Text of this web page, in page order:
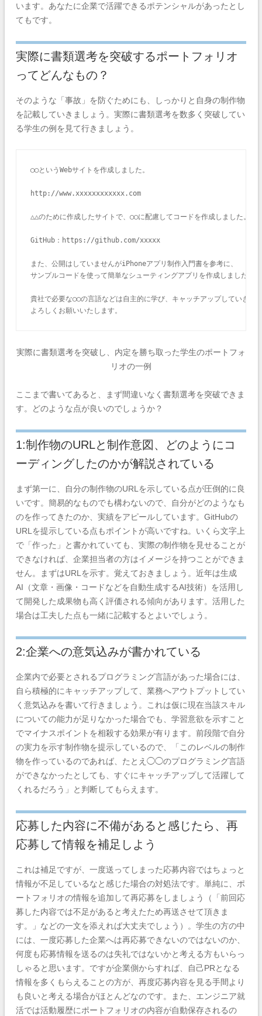
います。あなたに企業で活躍できるポテンシャルがあったとし
てもです。
実際に書類選考を突破するポートフォリオ
ってどんなもの？
そのような「事故」を防ぐためにも、しっかりと自身の制作物
を記載していきましょう。実際に書類選考を数多く突破してい
る学生の例を見て行きましょう。
◯◯というWebサイトを作成しました。
http://www.xxxxxxxxxxxx.com
△△のために作成したサイトで、◯◯に配慮してコードを作成しました。
GitHub：https://github.com/xxxxx
また、公開はしていませんがiPhoneアプリ制作入門書を参考に、
サンプルコードを使って簡単なシューティングアプリを作成しました。
貴社で必要な◯◯の言語などは自主的に学び、キャッチアップしていきま
よろしくお願いいたします。
実際に書類選考を突破し、内定を勝ち取った学生のポートフォ
リオの一例
ここまで書いてあると、まず間違いなく書類選考を突破できま
す。どのような点が良いのでしょうか？
1:制作物のURLと制作意図、どのようにコ
ーディングしたのかが解説されている
まず第一に、自分の制作物のURLを示している点が圧倒的に良
いです。簡易的なものでも構わないので、自分がどのようなも
のを作ってきたのか、実績をアピールしています。GitHubの
URLを提示している点もポイントが高いですね。いくら文字上
で「作った」と書かれていても、実際の制作物を見せることが
できなければ、企業担当者の方はイメージを持つことができま
せん。まずはURLを示す。覚えておきましょう。近年は生成
AI（文章・画像・コードなどを自動生成するAI技術）を活用し
て開発した成果物も高く評価される傾向があります。活用した
場合は工夫した点も一緒に記載するとよいでしょう。
2:企業への意気込みが書かれている
企業内で必要とされるプログラミング言語があった場合には、
自ら積極的にキャッチアップして、業務へアウトプットしてい
く意気込みを書いて行きましょう。これは仮に現在当該スキル
についての能力が足りなかった場合でも、学習意欲を示すこと
でマイナスポイントを相殺する効果が有ります。 前段階で自分
の実力を示す制作物を提示しているので、「このレベルの制作
物を作っているのであれば、たとえ◯◯のプログラミング言語
ができなかったとしても、すぐにキャッチアップして活躍して
くれるだろう」と判断してもらえます。
応募した内容に不備があると感じたら、再
応募して情報を補足しよう
これは補足ですが、一度送ってしまった応募内容ではちょっと
情報が不足しているなと感じた場合の対処法です。単純に、ポ
ートフォリオの情報を追加して再応募をしましょう（「前回応
募した内容では不足があると考えたため再送させて頂きま
す。」などの一文を添えれば大丈夫でしょう）。学生の方の中
には、一度応募した企業へは再応募できないのではないのか、
何度も応募情報を送るのは失礼ではないかと考える方もいらっ
しゃると思います。ですが企業側からすれば、自己PRとなる
情報を多くもらえることの方が、再度応募内容を見る手間より
も良いと考える場合がほとんどなのです。また、エンジニア就
活では活動履歴にポートフォリオの内容が自動保存されるの